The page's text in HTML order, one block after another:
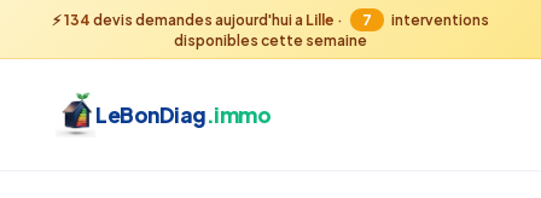
⚡134 devis demandes aujourd'hui a Lille · 7
interventions
disponibles cette semaine
LeBonDiag.immo